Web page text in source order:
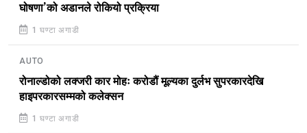
घोषणा’को अडानले रोकियो प्रक्रिया
1 घण्टा अगाडी
AUTO
रोनाल्डोको लक्जरी कार मोहः करोडौं मूल्यका दुर्लभ सुपरकारदेखि
हाइपरकारसम्मको कलेक्सन
1 घण्टा अगाडी